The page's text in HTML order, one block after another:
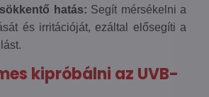
hatás: Segít mérsékelni a
és irritációját, ezáltal elősegíti a
kipróbálni az UVB-